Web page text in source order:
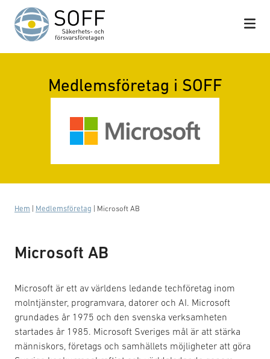
Hoppa till innehåll
Medlemsföretag i SOFF
Hem Medlemsföretag Microsoft AB
Microsoft AB
Microsoft är ett av världens ledande techföretag inom
molntjänster, programvara, datorer och AI. Microsoft
grundades år 1975 och den svenska verksamheten
startades år 1985. Microsoft Sveriges mål är att stärka
människors, företags och samhällets möjligheter att göra